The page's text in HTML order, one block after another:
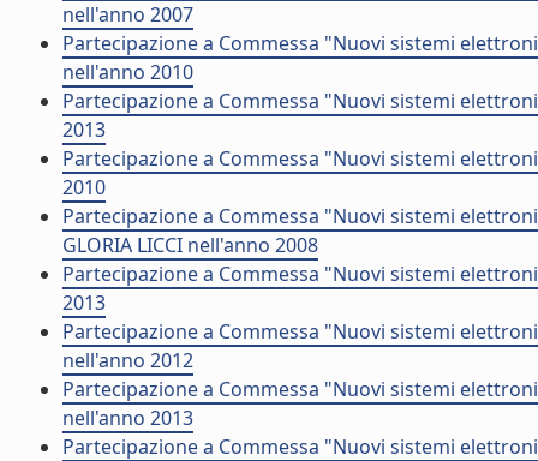
nell'anno 2007
Partecipazione a Commessa "Nuovi sistemi
nell'anno 2010
Partecipazione a Commessa "Nuovi sistemi
2013
Partecipazione a Commessa "Nuovi sistemi
2010
Partecipazione a Commessa "Nuovi sistemi
GLORIA LICCI nell'anno 2008
Partecipazione a Commessa "Nuovi sistemi
2013
Partecipazione a Commessa "Nuovi sistemi
nell'anno 2012
Partecipazione a Commessa "Nuovi sistemi
nell'anno 2013
Partecipazione a Commessa "Nuovi sistemi